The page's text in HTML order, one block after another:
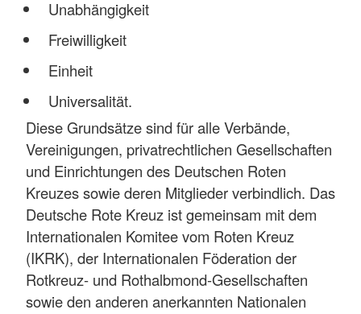
Unabhängigkeit
Freiwilligkeit
Einheit
Universalität.
Diese Grundsätze sind für alle Verbände,
Vereinigungen, privatrechtlichen Gesellschaften
und Einrichtungen des Deutschen Roten
Kreuzes sowie deren Mitglieder verbindlich. Das
Deutsche Rote Kreuz ist gemeinsam mit dem
Internationalen Komitee vom Roten Kreuz
(IKRK), der Internationalen Föderation der
Rotkreuz- und Rothalbmond-Gesellschaften
sowie den anderen anerkannten Nationalen